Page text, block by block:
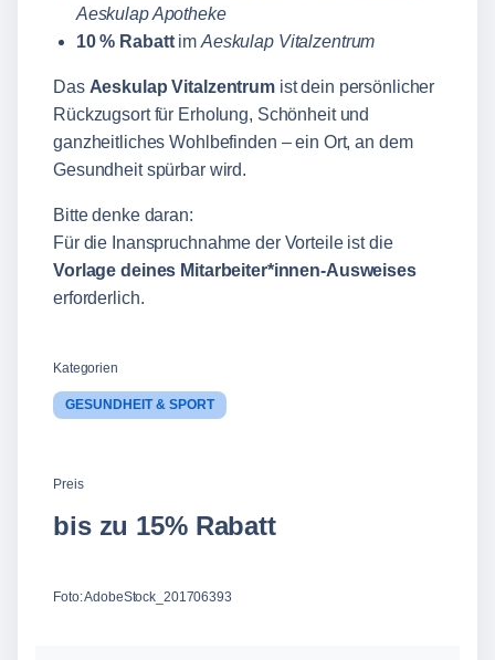
Aeskulap Apotheke
10 % Rabattim Aeskulap Vitalzentrum
Das Aeskulap Vitalzentrumist dein persönlicher
Rückzugsort für Erholung, Schönheit und
ganzheitliches Wohlbefinden – ein Ort, an dem
Gesundheit spürbar wird.
Bitte denke daran:
Für die Inanspruchnahme der Vorteile ist die
Vorlage deines Mitarbeiter*innen‑Ausweises
erforderlich.
Kategorien
GESUNDHEIT & SPORT
Preis
bis zu 15% Rabatt
Foto: AdobeStock_201706393